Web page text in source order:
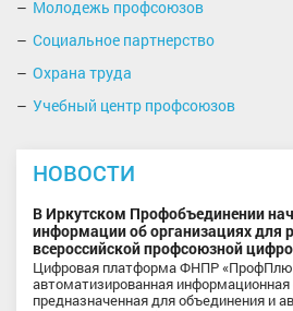
Молодежь профсоюзов
Социальное партнерство
Охрана труда
Учебный центр профсоюзов
НОВОСТИ
В Иркутском Профобъединении
информации об организациях для
всероссийской профсоюзной
Цифровая платформа ФНПР
автоматизированная
предназначенная для объединения и